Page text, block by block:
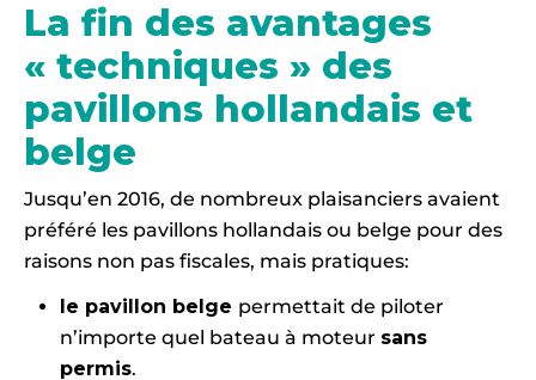
La fin des avantages
« techniques » des
pavillons hollandais et
belge
Jusqu’en 2016, de nombreux plaisanciers avaient
préféré les pavillons hollandais ou belge pour des
raisons non pas fiscales, mais pratiques:
le pavillon belge permettait de piloter
n’importe quel bateau à moteur sans
permis.